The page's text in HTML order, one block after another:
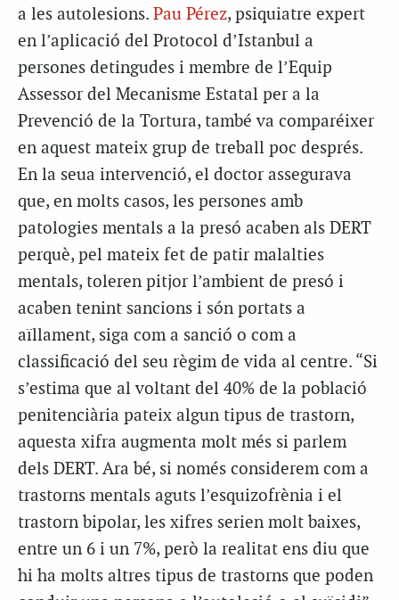
a les autolesions. Pau Pérez, psiquiatre expert
en l’aplicació del Protocol d’Istanbul a
persones detingudes i membre de l’Equip
Assessor del Mecanisme Estatal per a la
Prevenció de la Tortura, també va comparéixer
en aquest mateix grup de treball poc després.
En la seua intervenció, el doctor assegurava
que, en molts casos, les persones amb
patologies mentals a la presó acaben als DERT
perquè, pel mateix fet de patir malalties
mentals, toleren pitjor l’ambient de presó i
acaben tenint sancions i són portats a
aïllament, siga com a sanció o com a
classificació del seu règim de vida al centre. “Si
s’estima que al voltant del 40% de la població
penitenciària pateix algun tipus de trastorn,
aquesta xifra augmenta molt més si parlem
dels DERT. Ara bé, si només considerem com a
trastorns mentals aguts l’esquizofrènia i el
trastorn bipolar, les xifres serien molt baixes,
entre un 6 i un 7%, però la realitat ens diu que
hi ha molts altres tipus de trastorns que poden